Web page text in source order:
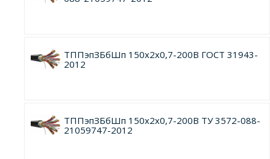
ТППэпЗБбШп 150х2х0,7-200В ГОСТ 31943-
2012
ТППэпЗБбШп 150х2х0,7-200В ТУ 3572-088-
21059747-2012